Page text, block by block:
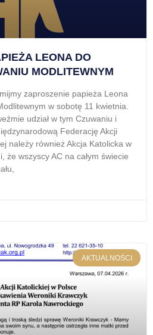
LEONA DO
MODLITEWNYM
zaproszenie papieża Leona
w sobotę 11 kwietnia.
udział w tym Czuwaniu i
Federację Akcji
należy również Akcja Katolicka w
wszyscy AC na całym świecie
AKTUALNOŚCI